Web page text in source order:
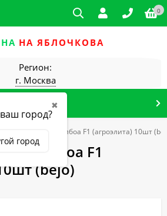
0
НА ЯБЛОЧКОВА
Регион:
г. Москва
✖
город?
город
Капуста цветная Балбоа F1 (агроэлита) 10шт
Балбоа F1
(bejo)